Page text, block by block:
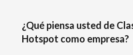
¿Qué piensa usted de
Hotspot como empresa?